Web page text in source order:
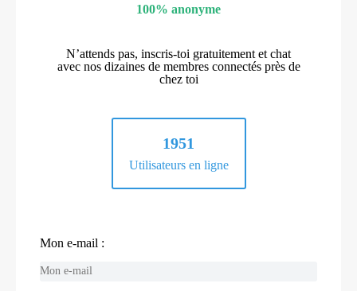
100% anonyme
N’attends pas, inscris-toi gratuitement et chat
avec nos dizaines de membres connectés près de
chez toi
1951
Utilisateurs en ligne
Mon e-mail :